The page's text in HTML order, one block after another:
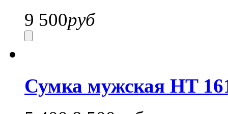
9 500руб
Сумка мужская HT